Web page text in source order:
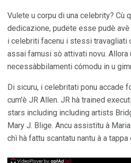
Vulete u corpu di una celebrity? Cù
dedicazione, pudete esse pudè
i celebriti facenu i stessi travagliati
assai famusi sò attivati ​​novu. Allora
necessàbbilamenti cómodu in u
Di sicuru, i celebritati ponu accade
cum'è JR Allen. JR hà trained
stars including including artists
Mary J. Blige. Ancu assistitu à
chì hà fattu scantatu nantu à a